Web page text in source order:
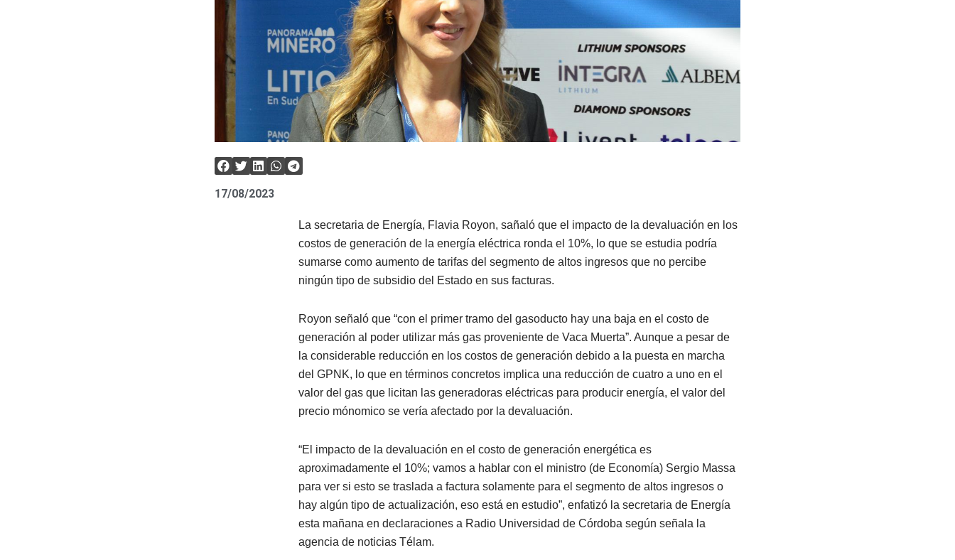
17/08/2023
La secretaria de Energía, Flavia Royon, sañaló que el impacto de la devaluación en los
costos de generación de la energía eléctrica ronda el 10%, lo que se estudia podría
sumarse como aumento de tarifas del segmento de altos ingresos que no percibe
ningún tipo de subsidio del Estado en sus facturas.
Royon señaló que “con el primer tramo del gasoducto hay una baja en el costo de
generación al poder utilizar más gas proveniente de Vaca Muerta”. Aunque a pesar de
la considerable reducción en los costos de generación debido a la puesta en marcha
del GPNK, lo que en términos concretos implica una reducción de cuatro a uno en el
valor del gas que licitan las generadoras eléctricas para producir energía, el valor del
precio mónomico se vería afectado por la devaluación.
“El impacto de la devaluación en el costo de generación energética es
aproximadamente el 10%; vamos a hablar con el ministro (de Economía) Sergio Massa
para ver si esto se traslada a factura solamente para el segmento de altos ingresos o
hay algún tipo de actualización, eso está en estudio”, enfatizó la secretaria de Energía
esta mañana en declaraciones a Radio Universidad de Córdoba según señala la
agencia de noticias Télam.